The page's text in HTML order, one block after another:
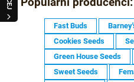
Fast Buds
Cookies Seeds
Green House Seeds
Sweet Seeds